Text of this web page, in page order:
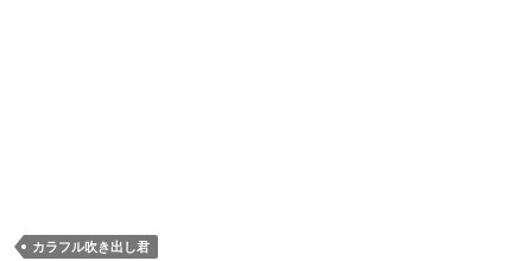
カラフル吹き出し君